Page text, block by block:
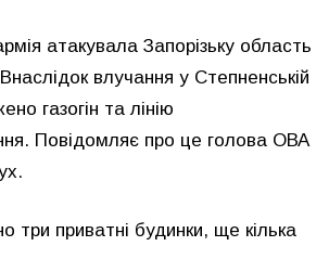
атакувала Запорізьку область
влучання у Степненській
газогін та лінію
Повідомляє про це голова ОВА
три приватні будинки, ще кілька